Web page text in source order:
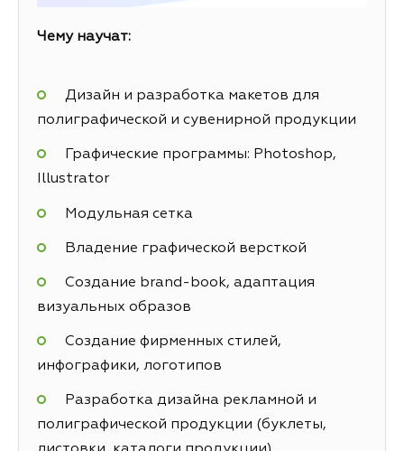
Чему научат:
Дизайн и разработка макетов для
полиграфической и сувенирной продукции
Графические программы: Photoshop,
Illustrator
Модульная сетка
Владение графической версткой
Создание brand-book, адаптация
визуальных образов
Создание фирменных стилей,
инфографики, логотипов
Разработка дизайна рекламной и
полиграфической продукции (буклеты,